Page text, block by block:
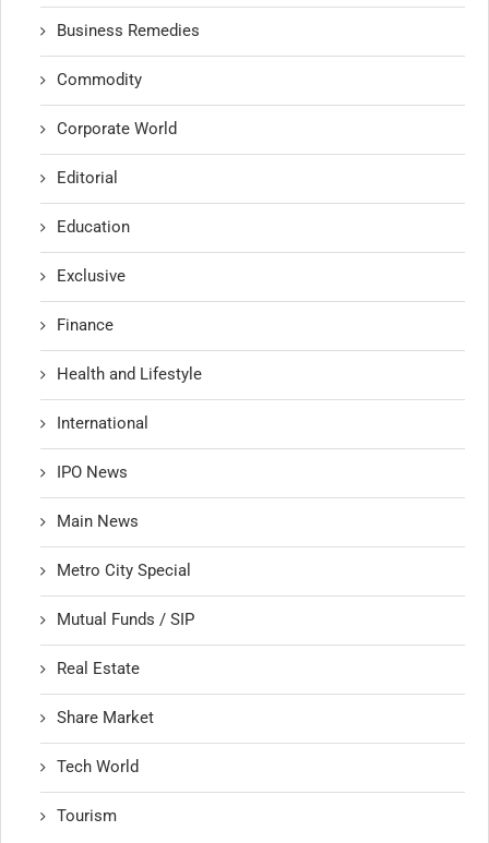
Business Remedies
Commodity
Corporate World
Editorial
Education
Exclusive
Finance
Health and Lifestyle
International
IPO News
Main News
Metro City Special
Mutual Funds / SIP
Real Estate
Share Market
Tech World
Tourism